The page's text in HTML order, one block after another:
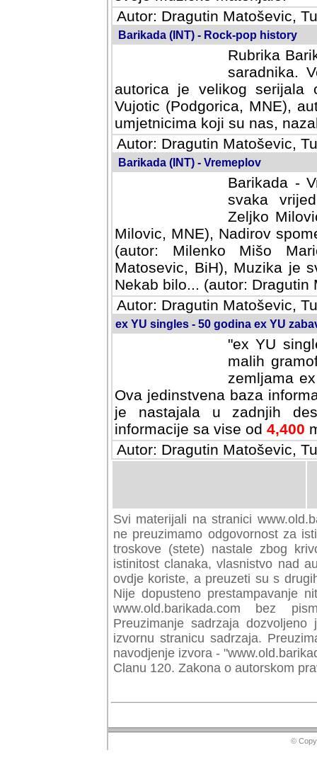
Autor: Dragutin Matoševic,
Barikada (INT) - Rock-pop history
Rubrika
saradnika.
autorica je velikog serijala
Vujotic (Podgorica, MNE),
umjetnicima koji su nas,
Autor: Dragutin Matoševic,
Barikada (INT) - Vremeplov
Barikada -
svaka
Milovic,
MNE), Nadirov spomenar
Milenko Mišo Maric, UK),
Muzika je svirala (autor:
(autor: Dragutin Matosevic,
Autor: Dragutin Matoševic,
ex YU singles - 50 godina ex YU
"ex YU
malih
zemljama
Ova jedinstvena baza
je nastajala u zadnjih
informacije sa vise od 4,400
Autor: Dragutin Matoševic,
Svi materijali na stranici
preuzimamo odgovornost za
troskove (stete) nastale zbog
istinitost clanaka, vlasnistvo nad
ovdje koriste, a preuzeti su s
Nije dopusteno prestampavanje
www.old.barikada.com bez
Preuzimanje sadrzaja
izvornu stranicu sadrzaja.
navodjenje izvora -
Clanu 120. Zakona o autorskom
©